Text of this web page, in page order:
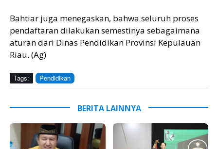
Bahtiar juga menegaskan, bahwa seluruh proses
pendaftaran dilakukan semestinya sebagaimana
aturan dari Dinas Pendidikan Provinsi Kepulauan
Riau. (Ag)
Tags: Pendidikan
BERITA LAINNYA